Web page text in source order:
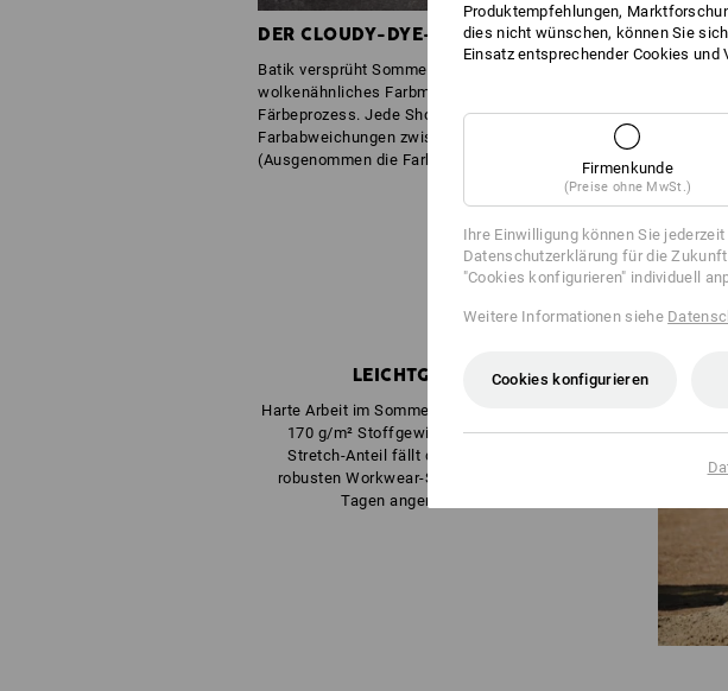
DER CLOUDY-DYE-EFFEKT
Batik versprüht Sommer-Vibes! Der Cloudy-Dye-Effekt, ein
wolkenähnliches Farbmuster, entsteht in einem aufwendigen
Färbeprozess. Jede Short ist ein Unikat – daher kann es zu
Farbabweichungen zwischen einzelnen Produkten kommen.
(Ausgenommen die Farbe schwarz)
LEICHTGEWICHT
Harte Arbeit im Sommer? Ein Leichtes! Mit nur
170 g/m² Stoffgewicht und bequemem
Stretch-Anteil fällt die Arbeit in diesem
robusten Workwear-Stoff auch an heißen
Tagen angenehm leicht.
Produktempfehlungen,
dies nicht wünschen, können Sie
Einsatz entsprechender Cookies und
Firmenkunde
(Preise ohne MwSt.)
Ihre Einwilligung können Sie
Datenschutzerklärung für die
"Cookies konfigurieren" individuell
Weitere Informationen siehe
Cookies konfigurieren